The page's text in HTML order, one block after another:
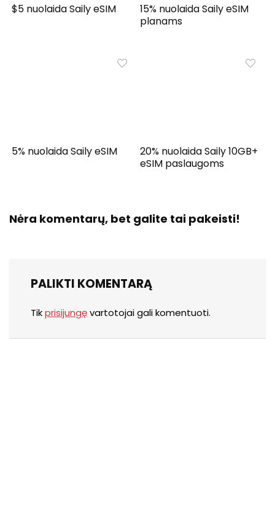
$5 nuolaida Saily eSIM
15% nuolaida Saily eSIM
planams
5% nuolaida Saily eSIM
20% nuolaida Saily 10GB+
eSIM paslaugoms
Nėra komentarų, bet galite tai pakeisti!
PALIKTI KOMENTARĄ
Tikprisijungęvartotojai gali komentuoti.